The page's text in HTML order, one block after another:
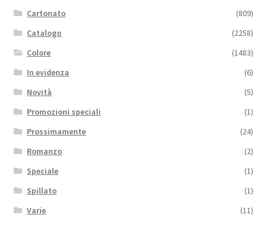
Cartonato
(809)
Catalogo
(2258)
Colore
(1483)
In evidenza
(6)
Novità
(5)
Promozioni speciali
(1)
Prossimamente
(24)
Romanzo
(2)
Speciale
(1)
Spillato
(1)
Varie
(11)